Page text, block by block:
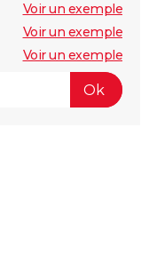
Voir un exemple
Voir un exemple
Voir un exemple